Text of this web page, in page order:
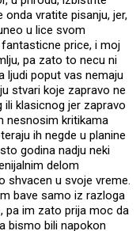
vratite pisanju, jer,
u lice svom
price, i moj
pa zato to necu ni
ljudi poput vas nemaju
stvari koje zapravo ne
ili klasicnog jer zapravo
nesnosim kritikama
ih negde u planine
godina nadju neki
delom
shvacen u svoje vreme.
bave samo iz razloga
pa im zato prija moc da
bismo bili napokon